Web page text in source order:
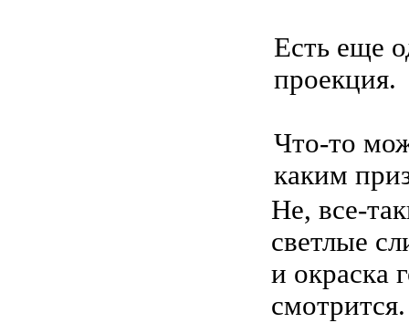
Есть еще
проекция.
Что-то
каким
Не, все-
светлые
и окраска
смотрится.